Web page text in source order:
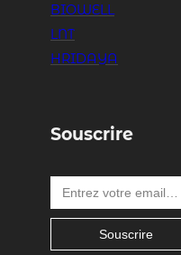
BIOWELL
LNT
HRIDAYA
Souscrire
Entrez votre email…
Souscrire